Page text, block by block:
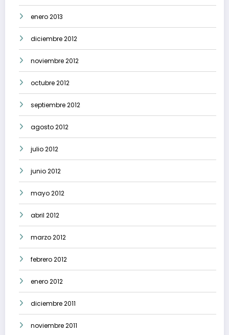
enero 2013
diciembre 2012
noviembre 2012
octubre 2012
septiembre 2012
agosto 2012
julio 2012
junio 2012
mayo 2012
abril 2012
marzo 2012
febrero 2012
enero 2012
diciembre 2011
noviembre 2011